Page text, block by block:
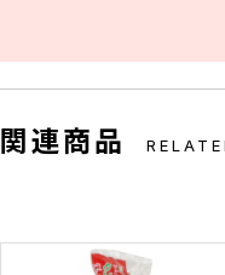
関連商品